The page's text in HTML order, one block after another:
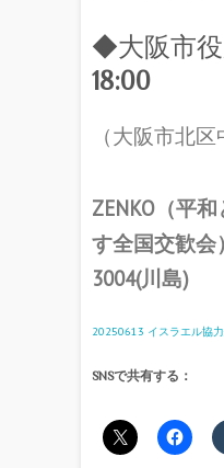
◆大阪市
18:00
（大阪市北
ZENKO（平
す全国交歓
3004(川島)
20250613 イスラエル協
SNSで共有する：